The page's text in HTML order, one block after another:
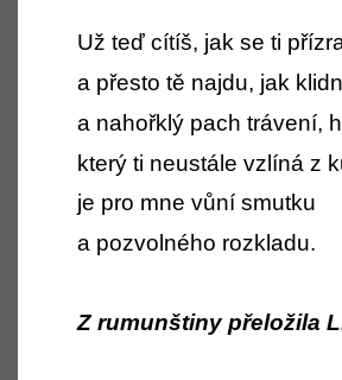
Už teď cítíš, jak se ti
a přesto tě najdu, jak
a nahořklý pach trávení,
který ti neustále vzlíná z
je pro mne vůní smutku
a pozvolného rozkladu.
Z rumunštiny přeložila